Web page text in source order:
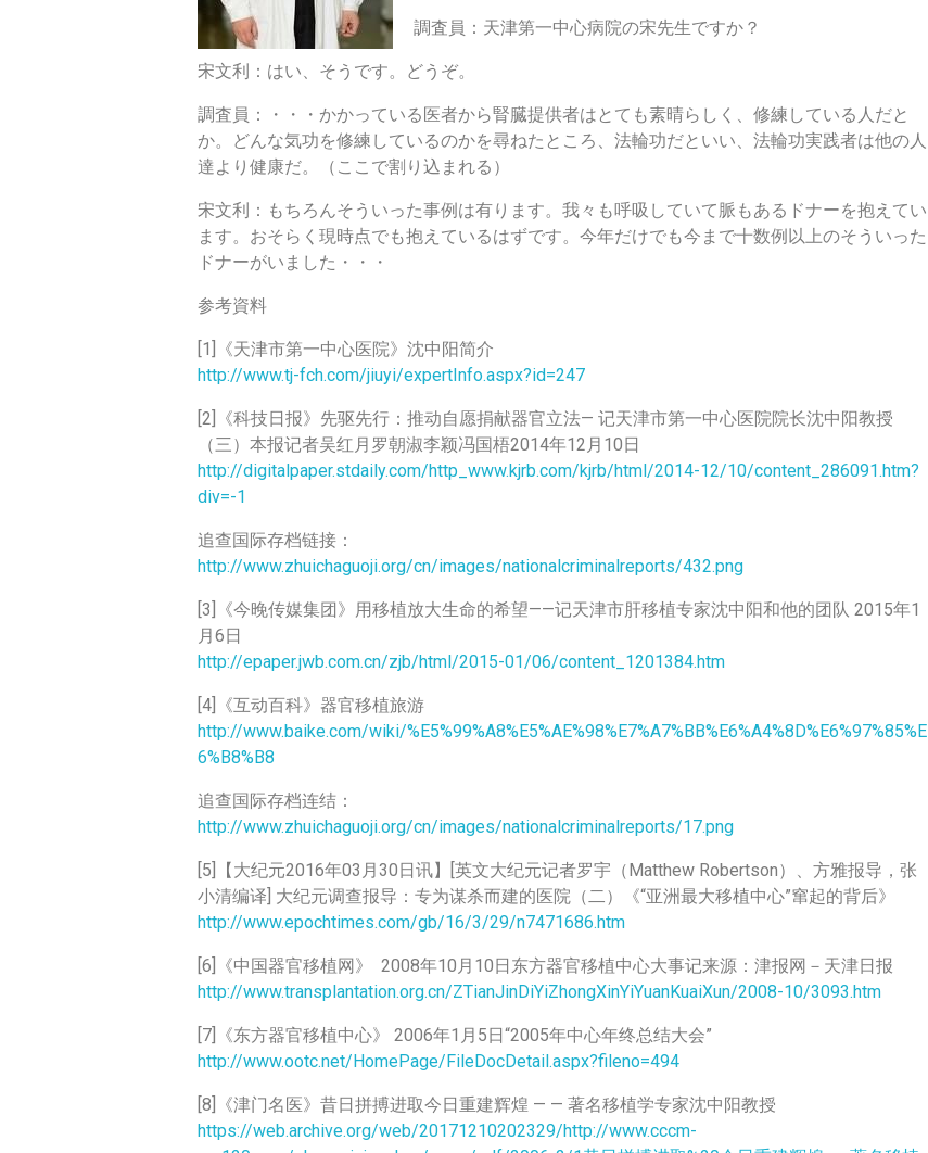
調査員：天津第一中心病院の宋先生ですか？
宋文利：はい、そうです。どうぞ。
調査員：・・・かかっている医者から腎臓提供者はとても素晴らしく、修練している人だと
か。どんな気功を修練しているのかを尋ねたところ、法輪功だといい、法輪功実践者は他の人
達より健康だ。（ここで割り込まれる）
宋文利：もちろんそういった事例は有ります。我々も呼吸していて脈もあるドナーを抱えてい
ます。おそらく現時点でも抱えているはずです。今年だけでも今まで十数例以上のそういった
ドナーがいました・・・
参考資料
[1]《天津市第一中心医院》沈中阳简介
http://www.tj-fch.com/jiuyi/expertInfo.aspx?id=247
[2]《科技日报》先驱先行：推动自愿捐献器官立法— 记天津市第一中心医院院长沈中阳教授
（三）本报记者吴红月罗朝淑李颖冯国梧2014年12月10日
http://digitalpaper.stdaily.com/http_www.kjrb.com/kjrb/html/2014-12/10/content_286091.htm?
div=-1
追查国际存档链接：
http://www.zhuichaguoji.org/cn/images/nationalcriminalreports/432.png
[3]《今晚传媒集团》用移植放大生命的希望——记天津市肝移植专家沈中阳和他的团队 2015年1
月6日
http://epaper.jwb.com.cn/zjb/html/2015-01/06/content_1201384.htm
[4]《互动百科》器官移植旅游
http://www.baike.com/wiki/%E5%99%A8%E5%AE%98%E7%A7%BB%E6%A4%8D%E6%97%85%E
6%B8%B8
追查国际存档连结：
http://www.zhuichaguoji.org/cn/images/nationalcriminalreports/17.png
[5]【大纪元2016年03月30日讯】[英文大纪元记者罗宇（Matthew Robertson）、方雅报导，张
小清编译] 大纪元调查报导：专为谋杀而建的医院（二）《“亚洲最大移植中心”窜起的背后》
http://www.epochtimes.com/gb/16/3/29/n7471686.htm
[6]《中国器官移植网》 2008年10月10日东方器官移植中心大事记来源：津报网－天津日报
http://www.transplantation.org.cn/ZTianJinDiYiZhongXinYiYuanKuaiXun/2008-10/3093.htm
[7]《东方器官移植中心》 2006年1月5日“2005年中心年终总结大会”
http://www.ootc.net/HomePage/FileDocDetail.aspx?fileno=494
[8]《津门名医》昔日拼搏进取今日重建辉煌 — — 著名移植学专家沈中阳教授
https://web.archive.org/web/20171210202329/http://www.cccm-